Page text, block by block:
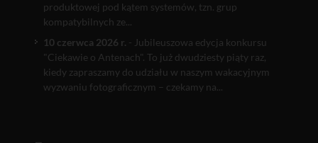
produktowej pod kątem systemów, tzn. grup
kompatybilnych ze...
10 czerwca 2026 r. - Jubileuszowa edycja konkursu
"Ciekawie o Antenach". To już dwudziesty piąty raz,
kiedy zapraszamy do udziału w naszym wakacyjnym
wyzwaniu fotograficznym – czekamy na...